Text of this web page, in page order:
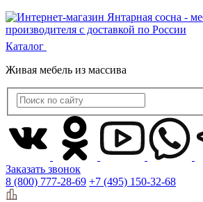
Каталог
Живая мебель из массива
Заказать звонок
8 (800) 777-28-69 +7 (495) 150-32-68